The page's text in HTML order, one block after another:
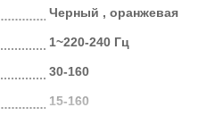
Черный , оранжевая
1~220-240 Гц
30-160
15-160